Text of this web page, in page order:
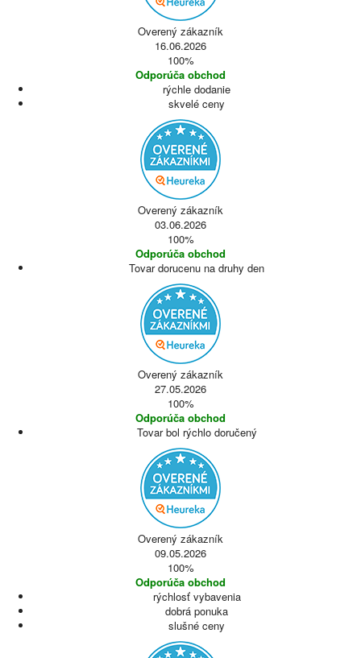
Overený zákazník
16.06.2026
100%
Odporúča obchod
rýchle dodanie
skvelé ceny
Overený zákazník
03.06.2026
100%
Odporúča obchod
Tovar dorucenu na druhy den
Overený zákazník
27.05.2026
100%
Odporúča obchod
Tovar bol rýchlo doručený
Overený zákazník
09.05.2026
100%
Odporúča obchod
rýchlosť vybavenia
dobrá ponuka
slušné ceny